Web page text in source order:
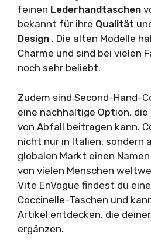
feinen Lederhandtaschen
bekannt für ihre Qualität
Design . Die alten Modelle
Charme und sind bei vielen
noch sehr beliebt.
Zudem sind Second-Hand-
eine nachhaltige Option, die
von Abfall beitragen kann.
nicht nur in Italien, sondern
globalen Markt einen
von vielen Menschen
Vite EnVogue findest du
Coccinelle-Taschen und
Artikel entdecken, die
ergänzen.